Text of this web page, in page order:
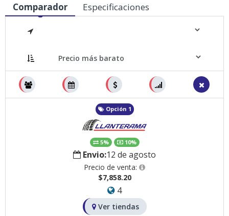
Medidas
Comparador Especificaciones
Opción 1
5% 10%
Envio:12 de agosto
Precio de venta:
$7,858.20
4
Ver tiendas